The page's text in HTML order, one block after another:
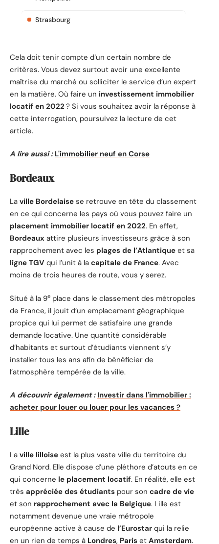
Strasbourg
Cela doit tenir compte d‘un certain nombre de
critères. Vous devez surtout avoir une excellente
maîtrise du marché ou solliciter le service d’un expert
en la matière. Où faire un investissement immobilier
locatif en 2022 ? Si vous souhaitez avoir la réponse à
cette interrogation, poursuivez la lecture de cet
article.
A lire aussi : L'immobilier neuf en Corse
Bordeaux
La ville Bordelaise se retrouve en tête du classement
en ce qui concerne les pays où vous pouvez faire un
placement immobilier locatif en 2022. En effet,
Bordeaux attire plusieurs investisseurs grâce à son
rapprochement avec les plages de l’Atlantique et sa
ligne TGV qui l’unit à la capitale de France. Avec
moins de trois heures de route, vous y serez.
Situé à la 9e place dans le classement des métropoles
de France, il jouit d’un emplacement géographique
propice qui lui permet de satisfaire une grande
demande locative. Une quantité considérable
d’habitants et surtout d’étudiants viennent s’y
installer tous les ans afin de bénéficier de
l’atmosphère tempérée de la ville.
A découvrir également : Investir dans l'immobilier :
acheter pour louer ou louer pour les vacances ?
Lille
La ville lilloise est la plus vaste ville du territoire du
Grand Nord. Elle dispose d’une pléthore d’atouts en ce
qui concerne le placement locatif. En réalité, elle est
très appréciée des étudiants pour son cadre de vie
et son rapprochement avec la Belgique. Lille est
notamment devenue une vraie métropole
européenne active à cause de l’Eurostar qui la relie
en un rien de temps à Londres, Paris et Amsterdam.